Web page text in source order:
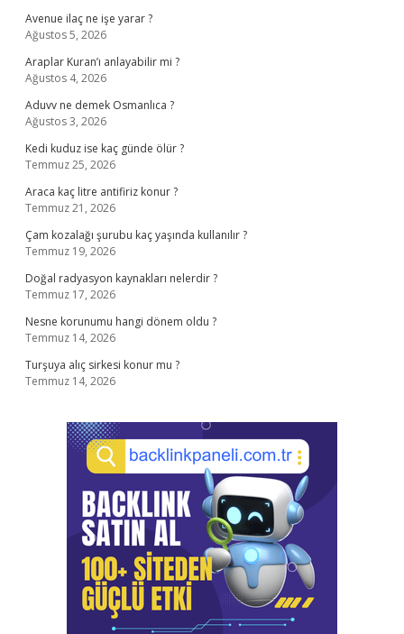
Avenue ilaç ne işe yarar ?
Ağustos 5, 2026
Araplar Kuran’ı anlayabilir mi ?
Ağustos 4, 2026
Aduvv ne demek Osmanlıca ?
Ağustos 3, 2026
Kedi kuduz ise kaç günde ölür ?
Temmuz 25, 2026
Araca kaç litre antifiriz konur ?
Temmuz 21, 2026
Çam kozalağı şurubu kaç yaşında kullanılır ?
Temmuz 19, 2026
Doğal radyasyon kaynakları nelerdir ?
Temmuz 17, 2026
Nesne korunumu hangi dönem oldu ?
Temmuz 14, 2026
Turşuya alıç sirkesi konur mu ?
Temmuz 14, 2026